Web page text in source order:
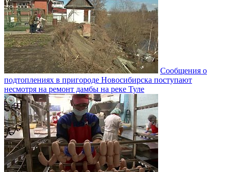
Сообщения о
подтоплениях в пригороде Новосибирска поступают
несмотря на ремонт дамбы на реке Туле